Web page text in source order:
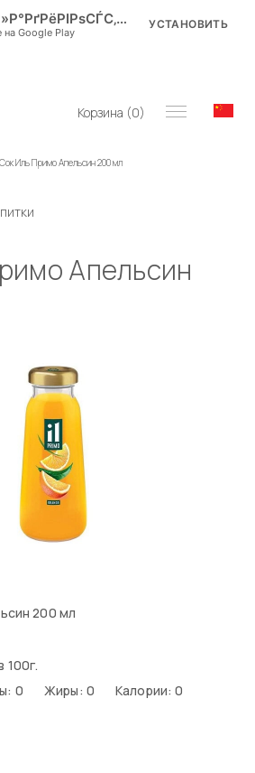
Корзина (0)
Сок Иль Примо Апельсин 200 мл
200 мл
100г.
0 Жиры: 0 Калории: 0
Zuma Р’Р»Р°РґРёРІРѕСЃС‚РѕРє
Google Play
УСТАНОВИТЬ